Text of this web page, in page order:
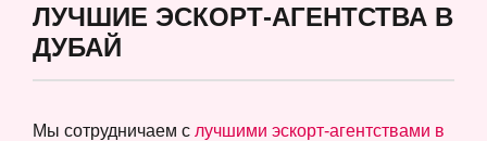
ЛУЧШИЕ ЭСКОРТ-АГЕНТСТВА В
ДУБАЙ
Мы сотрудничаем с лучшими эскорт-агентствами в